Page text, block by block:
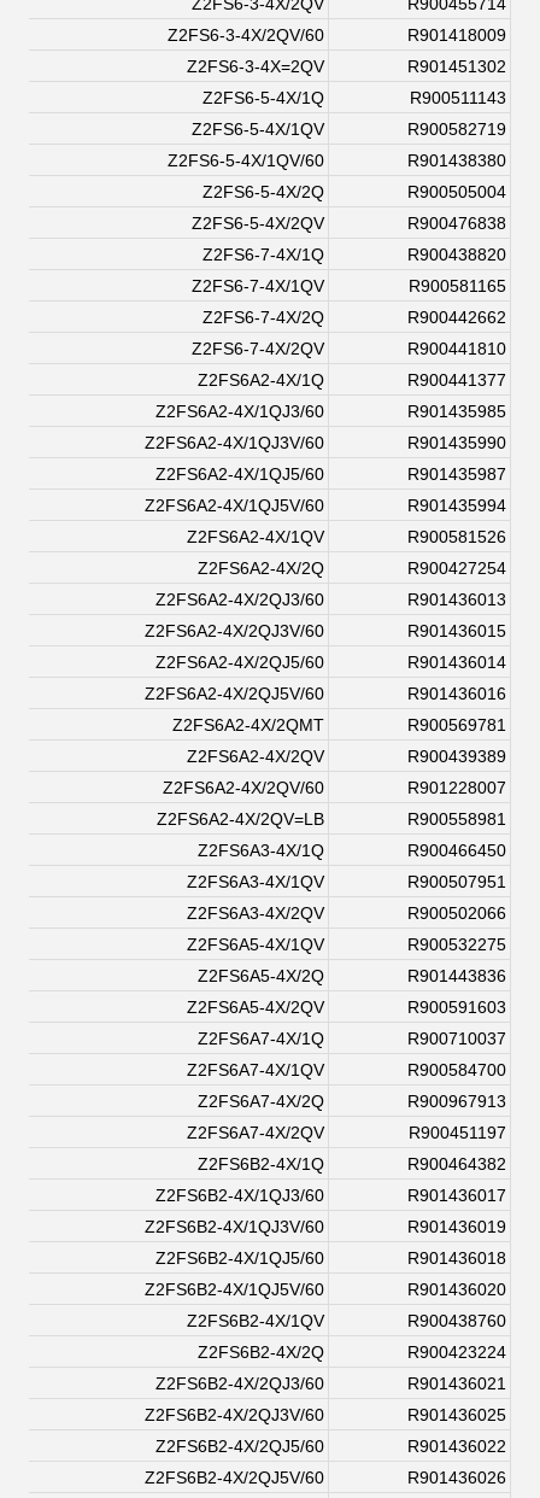
R901418009
Z2FS6-3-4X/2QV/60
R901451302
Z2FS6-3-4X=2QV
R900511143
Z2FS6-5-4X/1Q
R900582719
Z2FS6-5-4X/1QV
R901438380
Z2FS6-5-4X/1QV/60
R900505004
Z2FS6-5-4X/2Q
R900476838
Z2FS6-5-4X/2QV
R900438820
Z2FS6-7-4X/1Q
R900581165
Z2FS6-7-4X/1QV
R900442662
Z2FS6-7-4X/2Q
R900441810
Z2FS6-7-4X/2QV
R900441377
Z2FS6A2-4X/1Q
R901435985
Z2FS6A2-4X/1QJ3/60
R901435990
Z2FS6A2-4X/1QJ3V/60
R901435987
Z2FS6A2-4X/1QJ5/60
R901435994
Z2FS6A2-4X/1QJ5V/60
R900581526
Z2FS6A2-4X/1QV
R900427254
Z2FS6A2-4X/2Q
R901436013
Z2FS6A2-4X/2QJ3/60
R901436015
Z2FS6A2-4X/2QJ3V/60
R901436014
Z2FS6A2-4X/2QJ5/60
R901436016
Z2FS6A2-4X/2QJ5V/60
R900569781
Z2FS6A2-4X/2QMT
R900439389
Z2FS6A2-4X/2QV
R901228007
Z2FS6A2-4X/2QV/60
R900558981
Z2FS6A2-4X/2QV=LB
R900466450
Z2FS6A3-4X/1Q
R900507951
Z2FS6A3-4X/1QV
R900502066
Z2FS6A3-4X/2QV
R900532275
Z2FS6A5-4X/1QV
R901443836
Z2FS6A5-4X/2Q
R900591603
Z2FS6A5-4X/2QV
R900710037
Z2FS6A7-4X/1Q
R900584700
Z2FS6A7-4X/1QV
R900967913
Z2FS6A7-4X/2Q
R900451197
Z2FS6A7-4X/2QV
R900464382
Z2FS6B2-4X/1Q
R901436017
Z2FS6B2-4X/1QJ3/60
R901436019
Z2FS6B2-4X/1QJ3V/60
R901436018
Z2FS6B2-4X/1QJ5/60
R901436020
Z2FS6B2-4X/1QJ5V/60
R900438760
Z2FS6B2-4X/1QV
R900423224
Z2FS6B2-4X/2Q
R901436021
Z2FS6B2-4X/2QJ3/60
R901436025
Z2FS6B2-4X/2QJ3V/60
R901436022
Z2FS6B2-4X/2QJ5/60
R901436026
Z2FS6B2-4X/2QJ5V/60